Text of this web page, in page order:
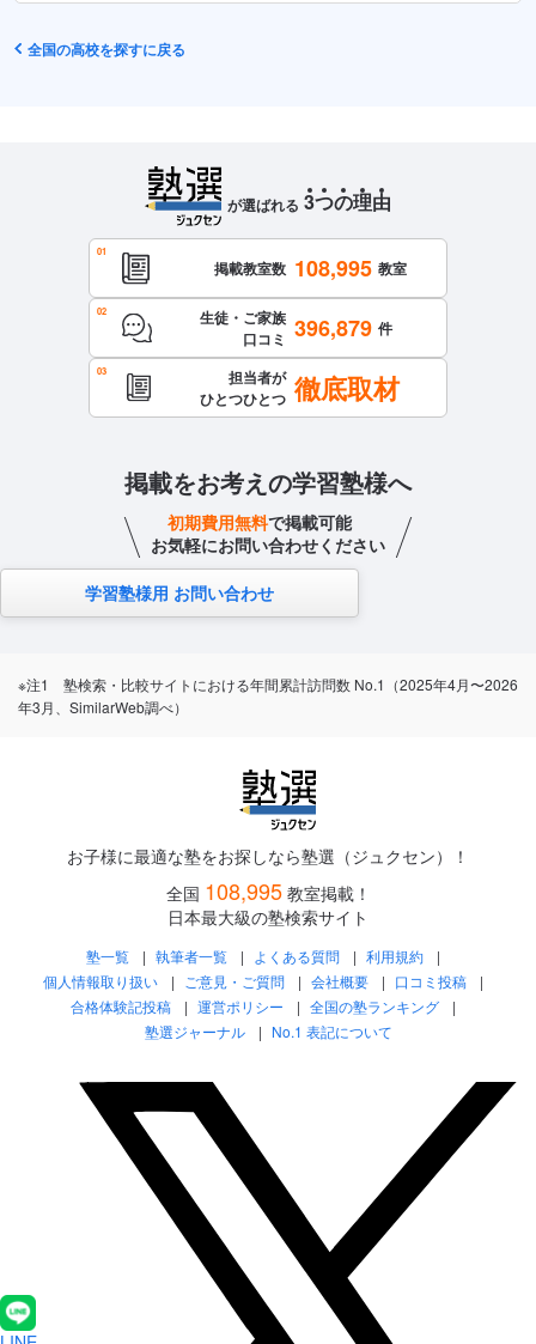
全国の高校を探すに戻る
が選ばれる 3つの理由
掲載教室数 108,995 教室
生徒・ご家族
口コミ 396,879 件
担当者が
ひとつひとつ 徹底取材
掲載をお考えの学習塾様へ
初期費用無料で掲載可能
お気軽にお問い合わせください
学習塾様用 お問い合わせ
※注1 塾検索・比較サイトにおける年間累計訪問数 No.1（2025年4月〜2026
年3月、SimilarWeb調べ）
お子様に最適な塾をお探しなら塾選（ジュクセン）！
全国 108,995 教室掲載！
日本最大級の塾検索サイト
塾一覧 執筆者一覧 よくある質問
利用規約
個人情報取り扱い
ご意見・ご質問 会社概要
口コミ投稿
合格体験記投稿
運営ポリシー
全国の塾ランキング
塾選ジャーナル
No.1 表記について